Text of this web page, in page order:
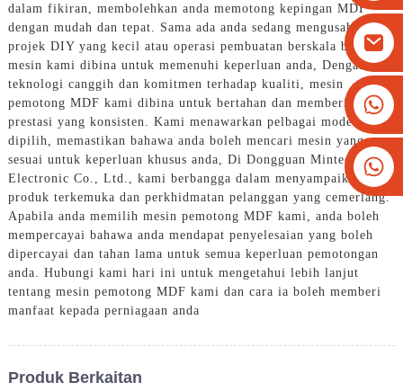
+8613825779334
+16266628193
dalam fikiran, membolehkan anda memotong kepingan MDF
dengan mudah dan tepat. Sama ada anda sedang mengusahakan
projek DIY yang kecil atau operasi pembuatan berskala besar,
mesin kami dibina untuk memenuhi keperluan anda, Dengan
teknologi canggih dan komitmen terhadap kualiti, mesin
pemotong MDF kami dibina untuk bertahan dan memberikan
prestasi yang konsisten. Kami menawarkan pelbagai model untuk
dipilih, memastikan bahawa anda boleh mencari mesin yang
sesuai untuk keperluan khusus anda, Di Dongguan Mintech
Electronic Co., Ltd., kami berbangga dalam menyampaikan
produk terkemuka dan perkhidmatan pelanggan yang cemerlang.
Apabila anda memilih mesin pemotong MDF kami, anda boleh
mempercayai bahawa anda mendapat penyelesaian yang boleh
dipercayai dan tahan lama untuk semua keperluan pemotongan
anda. Hubungi kami hari ini untuk mengetahui lebih lanjut
tentang mesin pemotong MDF kami dan cara ia boleh memberi
manfaat kepada perniagaan anda
Produk Berkaitan